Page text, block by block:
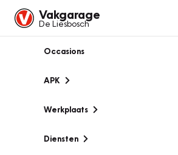
Vakgarage
De Liesbosch
Occasions
APK
Werkplaats
Diensten